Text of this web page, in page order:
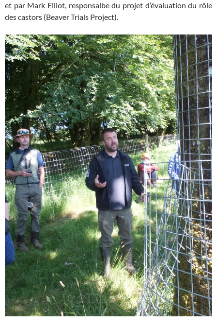
et par Mark Elliot, responsalbe du projet d’évaluation du rôle
des castors (Beaver Trials Project).